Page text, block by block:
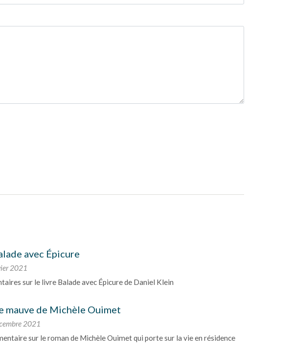
avec Épicure
2021
sur le livre Balade avec Épicure de Daniel Klein
mauve de Michèle Ouimet
2021
sur le roman de Michèle Ouimet qui porte sur la vie en résidence